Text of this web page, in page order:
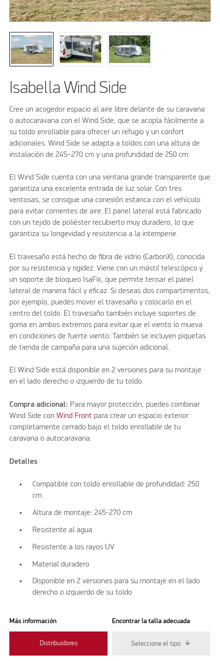
Isabella Wind Side
Cree un acogedor espacio al aire libre delante de su caravana
o autocaravana con el Wind Side, que se acopla fácilmente a
su toldo enrollable para ofrecer un refugio y un confort
adicionales. Wind Side se adapta a toldos con una altura de
instalación de 245–270 cm y una profundidad de 250 cm.
El Wind Side cuenta con una ventana grande transparente que
garantiza una excelente entrada de luz solar. Con tres
ventosas, se consigue una conexión estanca con el vehículo
para evitar corrientes de aire. El panel lateral está fabricado
con un tejido de poliéster recubierto muy duradero, lo que
garantiza su longevidad y resistencia a la intemperie.
El travesaño está hecho de fibra de vidrio (CarbonX), conocida
por su resistencia y rigidez. Viene con un mástil telescópico y
un soporte de bloqueo IsaFix, que permite tensar el panel
lateral de manera fácil y eficaz. Si deseas dos compartimentos,
por ejemplo, puedes mover el travesaño y colocarlo en el
centro del toldo. El travesaño también incluye soportes de
goma en ambos extremos para evitar que el viento lo mueva
en condiciones de fuerte viento. También se incluyen piquetas
de tienda de campaña para una sujeción adicional.
El Wind Side está disponible en 2 versiones para su montaje
en el lado derecho o izquierdo de tu toldo.
Compra adicional: Para mayor protección, puedes combinar
Wind Side conWind Front para crear un espacio exterior
completamente cerrado bajo el toldo enrollable de tu
caravana o autocaravana.
Detalles
Compatible con toldo enrollable de profundidad: 250
cm
Altura de montaje: 245-270 cm
Resistente al agua
Resistente a los rayos UV
Material duradero
Disponible en 2 versiones para su montaje en el lado
derecho o izquierdo de su toldo
Más información
Distribuidores
Encontrar la talla adecuada
Seleccione el tipo